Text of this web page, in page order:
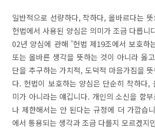
일반적으로 선량하다, 착하다, 올바르다는
헌법에서 사용된 양심은 의미가 조금 다릅니
02년 양심에 관해 '헌법 제19조에서 보호하
또는 올바른 생각을 뜻하는 것이 아니라 옳
단을 추구하는 가치적, 도덕적 마음가짐을
다. 헌법이 보호하는 양심은 단순히 착하다,
미가 아니라는 얘깁니다. 개인의 소신을 함
나 제한해서는 안 된다는 규정에 더 가깝습
에서 통용되는 생각과 조금 다를지 모르겠지